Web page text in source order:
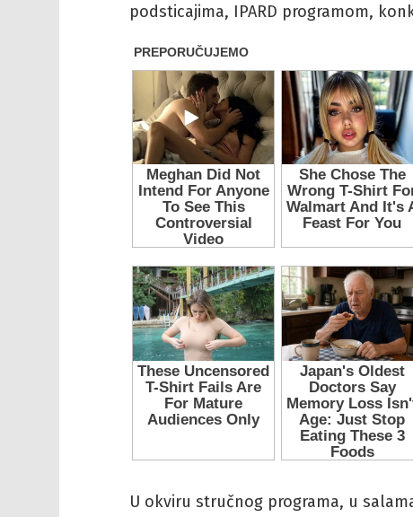
podsticajima, IPARD programom,
U okviru stručnog programa, u